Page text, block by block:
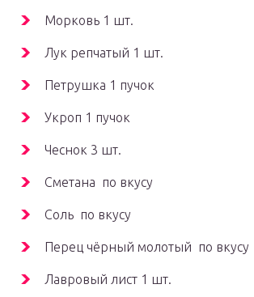
Морковь 1 шт.
Лук репчатый 1 шт.
Петрушка 1 пучок
Укроп 1 пучок
Чеснок 3 шт.
Сметана по вкусу
Соль по вкусу
Перец чёрный молотый по вкусу
Лавровый лист 1 шт.